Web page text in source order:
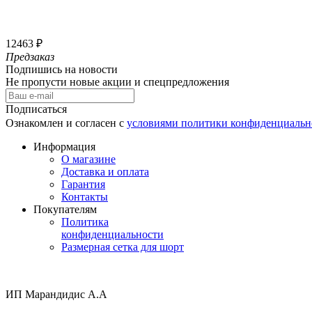
12463 ₽
Предзаказ
Подпишись на новости
Не пропусти новые акции и спецпредложения
Подписаться
Ознакомлен и согласен с условиями политики
Информация
О магазине
Доставка и оплата
Гарантия
Контакты
Покупателям
Политика
конфиденциальности
Размерная сетка для шорт
ИП Марандидис А.А